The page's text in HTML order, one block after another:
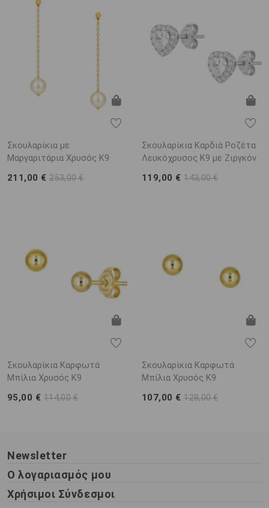
Σκουλαρίκια με
Μαργαριτάρια Χρυσός K9
211,00 €253,00 €
Σκουλαρίκια Καρδιά Ροζέτα
Λευκόχρυσος Κ9 με Ζιργκόν
119,00 €143,00 €
Σκουλαρίκια Καρφωτά
Μπίλια Χρυσός Κ9
95,00 € 114,00 €
Σκουλαρίκια Καρφωτά
Μπίλια Χρυσός Κ9
107,00 €128,00 €
Newsletter
Ο λογαριασμός μου
Χρήσιμοι Σύνδεσμοι